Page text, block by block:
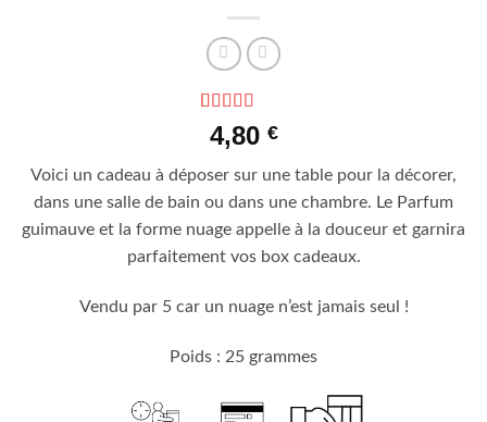
Noté4.75
sur 5 basé
notations
client
4,80 €
Voici un cadeau à déposer sur une table pour la décorer,
dans une salle de bain ou dans une chambre. Le Parfum
guimauve et la forme nuage appelle à la douceur et garnira
parfaitement vos box cadeaux.
Vendu par 5 car un nuage n’est jamais seul !
Poids : 25 grammes